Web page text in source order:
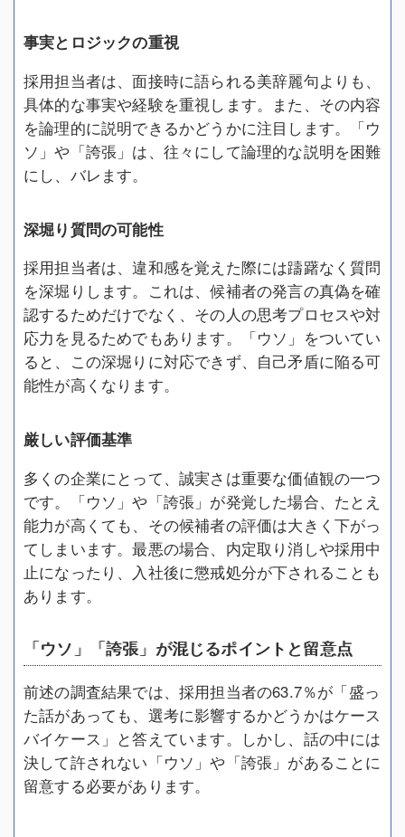
事実とロジックの重視
採用担当者は、面接時に語られる美辞麗句よりも、
具体的な事実や経験を重視します。また、その内容
を論理的に説明できるかどうかに注目します。「ウ
ソ」や「誇張」は、往々にして論理的な説明を困難
にし、バレます。
深堀り質問の可能性
採用担当者は、違和感を覚えた際には躊躇なく質問
を深堀りします。これは、候補者の発言の真偽を確
認するためだけでなく、その人の思考プロセスや対
応力を見るためでもあります。「ウソ」をついてい
ると、この深堀りに対応できず、自己矛盾に陥る可
能性が高くなります。
厳しい評価基準
多くの企業にとって、誠実さは重要な価値観の一つ
です。「ウソ」や「誇張」が発覚した場合、たとえ
能力が高くても、その候補者の評価は大きく下がっ
てしまいます。最悪の場合、内定取り消しや採用中
止になったり、入社後に懲戒処分が下されることも
あります。
「ウソ」「誇張」が混じるポイントと留意点
前述の調査結果では、採用担当者の63.7％が「盛っ
た話があっても、選考に影響するかどうかはケース
バイケース」と答えています。しかし、話の中には
決して許されない「ウソ」や「誇張」があることに
留意する必要があります。